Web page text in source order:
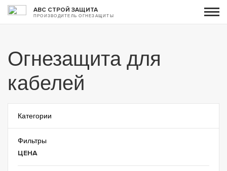
АВС СТРОЙ ЗАЩИТА
ПРОИЗВОДИТЕЛЬ ОГНЕЗАЩИТЫ
Огнезащита для
кабелей
Категории
Фильтры
ЦЕНА